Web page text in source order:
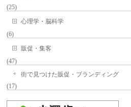
(25)
心理学・脳科学
(6)
販促・集客
(47)
街で見つけた販促・ブランディング
(17)